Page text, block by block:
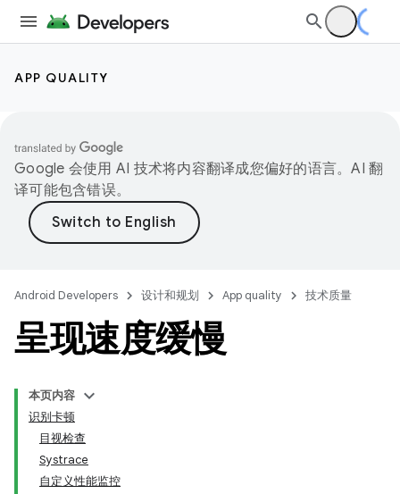
APP QUALITY
Google 会使用 AI 技术将内容翻译成您偏好的语言。AI 翻
译可能包含错误。
Android Developers 设计和规划 App quality 技术质量
呈现速度缓慢
本页内容
识别卡顿
目视检查
Systrace
自定义性能监控